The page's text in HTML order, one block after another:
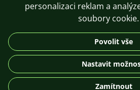
personalizaci reklam a
soubory cookie.
Povolit vše
Nastavit
Zamítnout